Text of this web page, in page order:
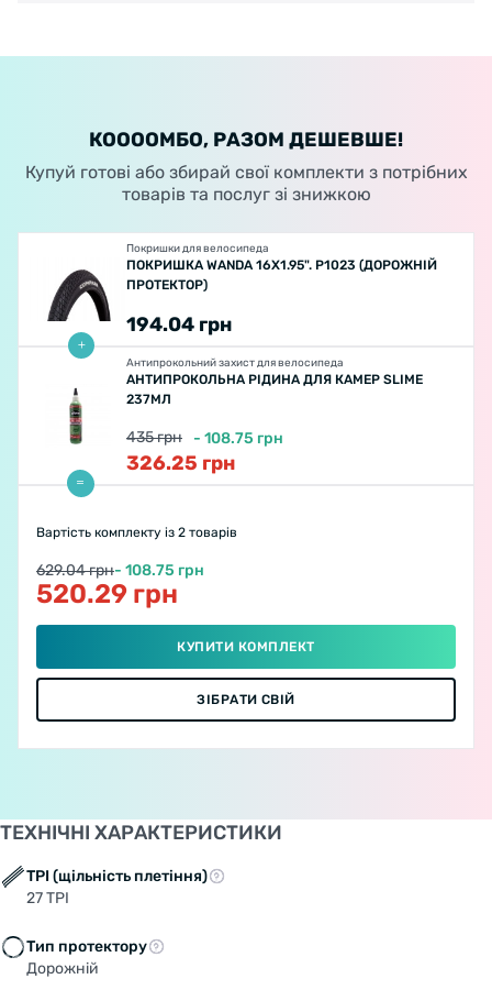
КООООМБО, РАЗОМ ДЕШЕВШЕ!
Купуй готові або збирай свої комплекти з потрібних
товарів та послуг зі знижкою
Покришки для велосипеда
ПОКРИШКА WANDA 16X1.95". P1023 (ДОРОЖНІЙ
ПРОТЕКТОР)
194.04 грн
Антипрокольний захист для велосипеда
АНТИПРОКОЛЬНА РІДИНА ДЛЯ КАМЕР SLIME
237МЛ
435грн - 108.75 грн
326.25 грн
Вартість комплекту із 2 товарів
629.04 грн- 108.75 грн
520.29 грн
КУПИТИ КОМПЛЕКТ
ЗІБРАТИ СВІЙ
ТЕХНІЧНІ ХАРАКТЕРИСТИКИ
TPI (щільність плетіння)
27 TPI
Тип протектору
Дорожній